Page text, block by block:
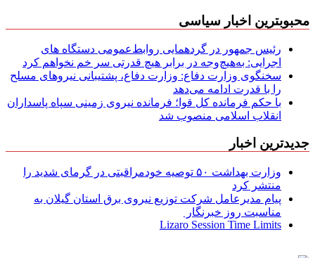
محبوبترین اخبار سیاسی
رئیس جمهور در گردهمایی روابط‌عمومی دستگاه های
اجرایی: به‌هیچ‌وجه در برابر هیچ قدرتی سر خم نخواهم کرد
سخنگوی وزارت دفاع: وزارت دفاع، پشتیبانی نیرو‌های مسلح
را با قدرت ادامه می‌دهد
با حکم فرمانده کل قوا؛ فرمانده نیروی زمینی سپاه پاسداران
انقلاب اسلامی منصوب شد
جدیدترین اخبار
وزارت بهداشت ۵۰ توصیه خودمراقبتی در گرمای شدید را
منتشر کرد
پیام مدیرعامل شركت توزیع نیروی برق استان گیلان به
مناسبت روز خبرنگار ‌
Lizaro Session Time Limits